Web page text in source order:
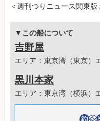
＜週刊つりニュース関東
▼この船について
吉野屋
エリア：東京湾（東京）
黒川本家
エリア：東京湾（横浜）